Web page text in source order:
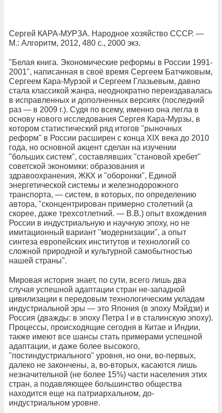
Сергей КАРА-МУРЗА. Народное хозяйство СССР. —
М.: Алгоритм, 2012, 480 с., 2000 экз.
"Белая книга. Экономические реформы в России 1991-
2001", написанная в своё время Сергеем Батчиковым,
Сергеем Кара-Мурзой и Сергеем Глазьевым, давно
стала классикой жанра, неоднократно переиздавалась
в исправленных и дополненных версиях (последний
раз — в 2009 г.). Судя по всему, именно она легла в
основу нового исследования Сергея Кара-Мурзы, в
котором статистический ряд итогов "рыночных
реформ" в России расширен с конца XIX века до 2010
года, но основной акцент сделан на изучении
"больших систем", составлявших "становой хребет"
советской экономики: образования и
здравоохранения, ЖКХ и "оборонки", Единой
энергетической системы и железнодорожного
транспорта, — систем, в которых, по определению
автора, "сконцентрирован примерно столетний (а
скорее, даже трехсотлетний. — В.В.) опыт вхождения
России в индустриальную и научную эпоху, но не
имитационный вариант "модернизации", а опыт
синтеза европейских институтов и технологий со
сложной природной и культурной самобытностью
нашей страны".
Мировая история знает, по сути, всего лишь два
случая успешной адаптации стран не-западной
цивилизации к передовым технологическим укладам
индустриальной эры — это Япония (в эпоху Мэйдзи) и
Россия (дважды: в эпоху Петра I и в сталинскую эпоху).
Процессы, происходящие сегодня в Китае и Индии,
также имеют все шансы стать примерами успешной
адаптации, и даже более высокого,
"постиндустриального" уровня, но они, во-первых,
далеко не закончены, а, во-вторых, касаются лишь
незначительной (не более 15%) части населения этих
стран, а подавляющее большинство общества
находится еще на патриархальном, до-
индустриальном уровне.